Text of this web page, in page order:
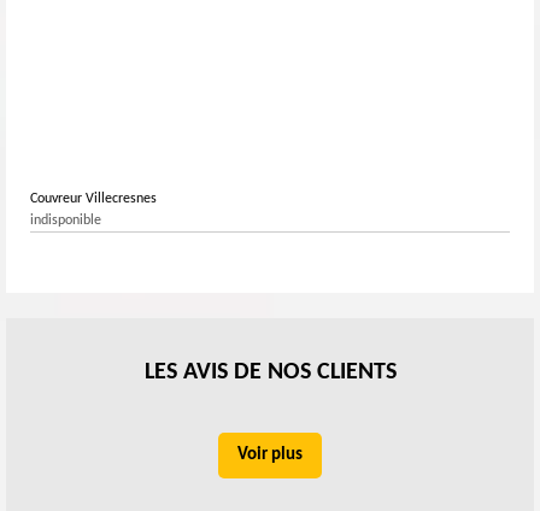
Couvreur Villecresnes
indisponible
LES AVIS DE NOS CLIENTS
Voir plus